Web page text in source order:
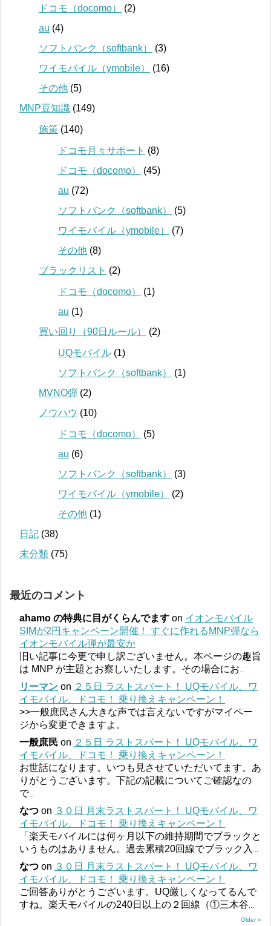
ドコモ（docomo）
(2)
au (4)
ソフトバンク（softbank）
(3)
ワイモバイル（ymobile）
(16)
その他 (5)
MNP豆知識 (149)
施策 (140)
ドコモ月々サポート (8)
ドコモ（docomo）
(45)
au (72)
ソフトバンク（softbank）
(5)
ワイモバイル（ymobile）
(7)
その他 (8)
ブラックリスト (2)
ドコモ（docomo）
(1)
au (1)
買い回り（90日ルール）
(2)
UQモバイル (1)
ソフトバンク（softbank）
(1)
MVNO弾 (2)
ノウハウ (10)
ドコモ（docomo）
(5)
au (6)
ソフトバンク（softbank）
(3)
ワイモバイル（ymobile）
(2)
その他 (1)
日記 (38)
未分類 (75)
最近のコメント
ahamo の特典に目がくらんでます on イオンモバイル
SIMが2円キャンペーン開催！ すぐに作れるMNP弾なら
イオンモバイル弾が最安か
旧い記事に今更で申し訳ございません。本ページの趣旨
は MNP が主題とお察しいたします。その場合にお
リーマン on ２５日 ラストスパート！ UQモバイル、ワ
イモバイル、ドコモ！ 乗り換えキャンペーン！
>>一般庶民さん大きな声では言えないですがマイペー
ジから変更できますよ。
一般庶民 on ２５日 ラストスパート！ UQモバイル、ワ
イモバイル、ドコモ！ 乗り換えキャンペーン！
お世話になります。いつも見させていただいてます。あ
りがとうございます。下記の記載についてご確認なの
で...
なつ on ３０日 月末ラストスパート！ UQモバイル、ワ
イモバイル、ドコモ！ 乗り換えキャンペーン！
「楽天モバイルには何ヶ月以下の維持期間でブラックと
いうものはありません。過去累積20回線でブラック入
なつ on ３０日 月末ラストスパート！ UQモバイル、ワ
イモバイル、ドコモ！ 乗り換えキャンペーン！
ご回答ありがとうございます。UQ厳しくなってるんで
すね。楽天モバイルの240日以上の２回線（①三木谷
Older »